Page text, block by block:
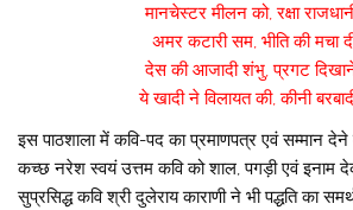
मानचेस्टर मीलन को, रक्षा
अमर कटारी सम, भीति की मचा
देस की आजादी शंभु, प्रगट
ये खादी ने विलायत की, कीनी
इस पाठशाला में कवि-पद का प्रमाणपत्र एवं सम्मान देने
कच्छ नरेश स्वयं उत्तम कवि को शाल, पगड़ी एवं इनाम
सुप्रसिद्ध कवि श्री दुलेराय काराणी ने भी पद्धति का